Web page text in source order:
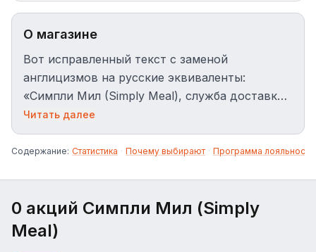
О магазине
Вот исправленный текст с заменой
англицизмов на русские эквиваленты:
«Симпли Мил (Simply Meal), служба доставки
готовой полезной еды в Москве. Используйте
промокод, чтобы получить скидку до 500 ₽
на наборы питания на неделю или месяц.»
Читать далее
Содержание: Статистика · Почему выбирают · Программа лояльности
0 акций Симпли Мил (Simply
Meal)